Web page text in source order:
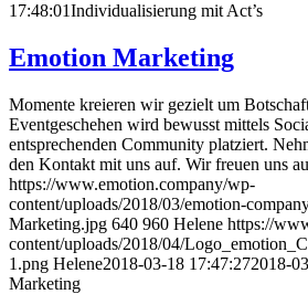
17:48:01Individualisierung mit Act’s
Emotion Marketing
Momente kreieren wir gezielt um
Eventgeschehen wird bewusst mittels
entsprechenden Community platziert.
den Kontakt mit uns auf. Wir freuen uns
https://www.emotion.company/wp-
content/uploads/2018/03/emotion-
Marketing.jpg 640 960 Helene https://
content/uploads/2018/04/
1.png Helene2018-03-18 17:47:272018-
Marketing